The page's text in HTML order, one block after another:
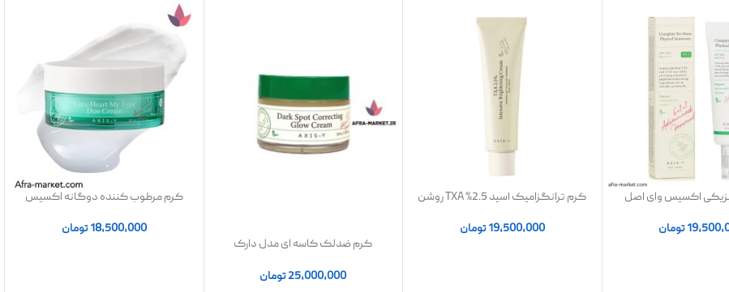
اکسیس وای اصل
تومان
کرم ترانگزامیک اسید 2.5% TXA روشن
19,500,000تومان
کرم ضدلک کاسه ای مدل دارک
Cream
25,000,000تومان
کرم مرطوب کننده دوگانه اکسیس
18,500,000تومان